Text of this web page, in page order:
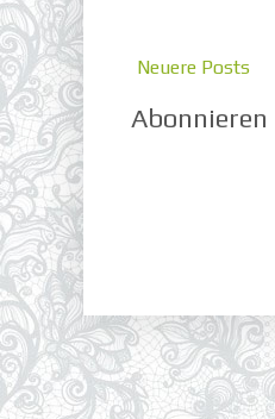
Neuere Posts
Abonnieren